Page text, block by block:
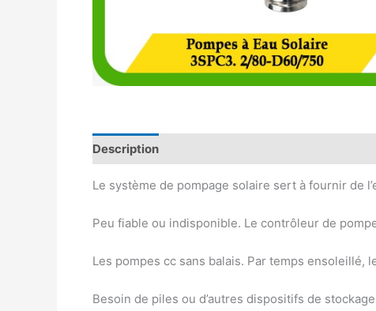
Description
Le système de pompage solaire sert à fournir de
Peu fiable ou indisponible. Le contrôleur de
Les pompes cc sans balais. Par temps ensoleillé,
Besoin de piles ou d’autres dispositifs de